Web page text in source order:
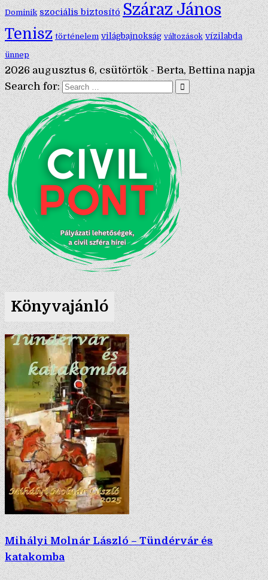
Dominik szociális biztosító Száraz János
Tenisz történelem világbajnokság változások vízilabda
ünnep
2026 augusztus 6, csütörtök - Berta, Bettina napja
Search for:
Könyvajánló
Mihályi Molnár László – Tündérvár és
katakomba